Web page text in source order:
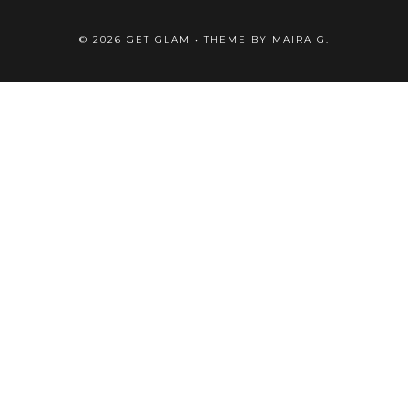
© 2026 GET GLAM • THEME BY MAIRA G.